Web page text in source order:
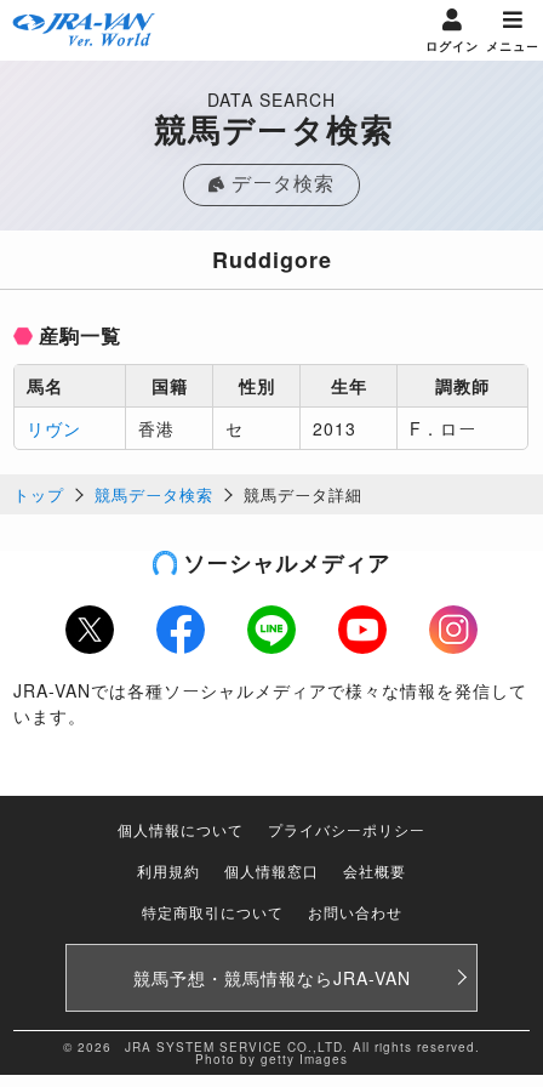
ログイン メニュー
DATA SEARCH
競馬データ検索
データ検索
Ruddigore
産駒一覧
馬名 国籍 性別 生年
調教師
リヴン
香港 セ 2013 F．ロー
トップ 競馬データ検索 競馬データ詳細
ソーシャルメディア
Twitter Facebook LINE Youtube
Instagram
JRA-VANでは各種ソーシャルメディアで様々な情報を発信して
います。
個人情報について
プライバシーポリシー
利用規約
個人情報窓口
会社概要
特定商取引について
お問い合わせ
競馬予想・競馬情報ならJRA-VAN
© 2026 JRA SYSTEM SERVICE CO.,LTD. All rights reserved.
Photo by getty Images